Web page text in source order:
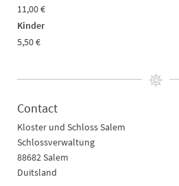
11,00 €
Kinder
5,50 €
Contact
Kloster und Schloss Salem
Schlossverwaltung
88682 Salem
Duitsland